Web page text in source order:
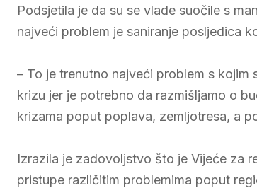
Podsjetila je da su se vlade suočile s
najveći problem je saniranje posljedica
– To je trenutno najveći problem s
krizu jer je potrebno da razmišljamo o
krizama poput poplava, zemljotresa, a
Izrazila je zadovoljstvo što je Vijeće za
pristupe različitim problemima poput